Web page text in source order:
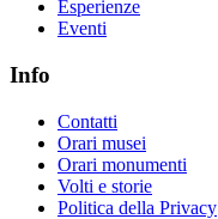
Esperienze
Eventi
Info
Contatti
Orari musei
Orari monumenti
Volti e storie
Politica della Privacy